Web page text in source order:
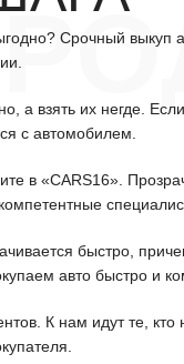
Срочный выкуп
а взять их негде.
с автомобилем.
в «CARS16».
быстро,
авто быстро и
К нам идут те, кто